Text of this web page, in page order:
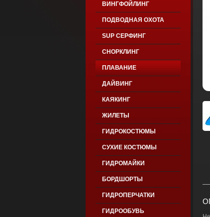
ВИНГФОЙЛИНГ
ПОДВОДНАЯ ОХОТА
SUP СЕРФИНГ
СНОРКЛИНГ
ПЛАВАНИЕ
ДАЙВИНГ
КАЯКИНГ
ЖИЛЕТЫ
ГИДРОКОСТЮМЫ
СУХИЕ КОСТЮМЫ
ГИДРОМАЙКИ
БОРДШОРТЫ
ГИДРОПЕРЧАТКИ
ГИДРООБУВЬ